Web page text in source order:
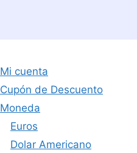
Mi cuenta
Cupón de Descuento
Moneda
Euros
Dolar Americano